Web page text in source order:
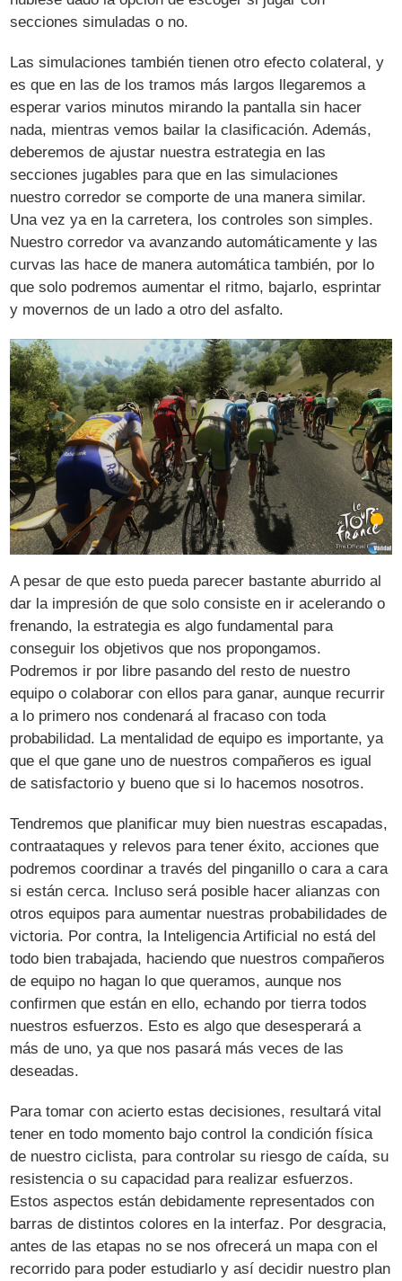
secciones simuladas o no.
Las simulaciones también tienen otro efecto colateral, y
es que en las de los tramos más largos llegaremos a
esperar varios minutos mirando la pantalla sin hacer
nada, mientras vemos bailar la clasificación. Además,
deberemos de ajustar nuestra estrategia en las
secciones jugables para que en las simulaciones
nuestro corredor se comporte de una manera similar.
Una vez ya en la carretera, los controles son simples.
Nuestro corredor va avanzando automáticamente y las
curvas las hace de manera automática también, por lo
que solo podremos aumentar el ritmo, bajarlo, esprintar
y movernos de un lado a otro del asfalto.
A pesar de que esto pueda parecer bastante aburrido al
dar la impresión de que solo consiste en ir acelerando o
frenando, la estrategia es algo fundamental para
conseguir los objetivos que nos propongamos.
Podremos ir por libre pasando del resto de nuestro
equipo o colaborar con ellos para ganar, aunque recurrir
a lo primero nos condenará al fracaso con toda
probabilidad. La mentalidad de equipo es importante, ya
que el que gane uno de nuestros compañeros es igual
de satisfactorio y bueno que si lo hacemos nosotros.
Tendremos que planificar muy bien nuestras escapadas,
contraataques y relevos para tener éxito, acciones que
podremos coordinar a través del pinganillo o cara a cara
si están cerca. Incluso será posible hacer alianzas con
otros equipos para aumentar nuestras probabilidades de
victoria. Por contra, la Inteligencia Artificial no está del
todo bien trabajada, haciendo que nuestros compañeros
de equipo no hagan lo que queramos, aunque nos
confirmen que están en ello, echando por tierra todos
nuestros esfuerzos. Esto es algo que desesperará a
más de uno, ya que nos pasará más veces de las
deseadas.
Para tomar con acierto estas decisiones, resultará vital
tener en todo momento bajo control la condición física
de nuestro ciclista, para controlar su riesgo de caída, su
resistencia o su capacidad para realizar esfuerzos.
Estos aspectos están debidamente representados con
barras de distintos colores en la interfaz. Por desgracia,
antes de las etapas no se nos ofrecerá un mapa con el
recorrido para poder estudiarlo y así decidir nuestro plan